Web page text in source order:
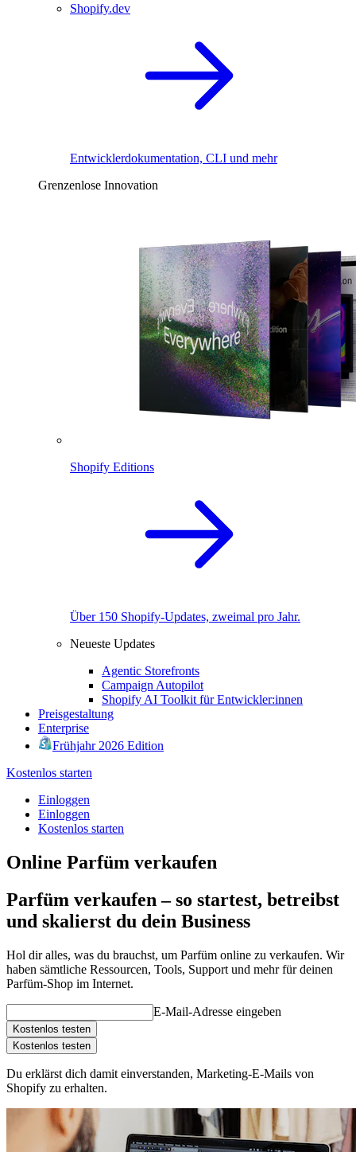
Shopify.dev
Entwicklerdokumentation, CLI und mehr
Grenzenlose Innovation
Shopify Editions
Über 150 Shopify-Updates, zweimal pro Jahr.
Neueste Updates
Agentic Storefronts
Campaign Autopilot
Shopify AI Toolkit für Entwickler:innen
Preisgestaltung
Enterprise
Frühjahr 2026 Edition
Kostenlos starten
Einloggen
Einloggen
Kostenlos starten
Online Parfüm verkaufen
Parfüm verkaufen – so startest, betreibst
und skalierst du dein Business
Hol dir alles, was du brauchst, um Parfüm online zu verkaufen. Wir
haben sämtliche Ressourcen, Tools, Support und mehr für deinen
Parfüm-Shop im Internet.
E-Mail-Adresse eingeben
Kostenlos testen
Kostenlos testen
Du erklärst dich damit einverstanden, Marketing-E-Mails von
Shopify zu erhalten.